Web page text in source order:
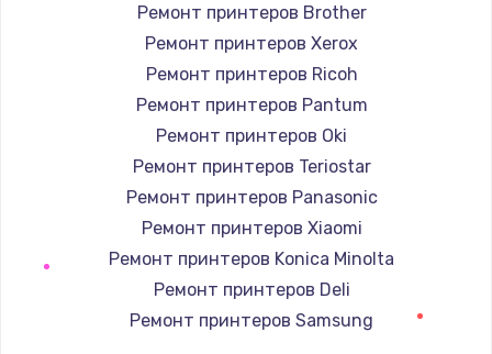
Заказать
Устранение ошибок
2000 руб.
Заказать
Замена вентилятора
970 руб.
Заказать
Замена таймера
Ремонт принтеров Brother
Ремонт принтеров Xerox
Ремонт принтеров Ricoh
Ремонт принтеров Pantum
Ремонт принтеров Oki
Ремонт принтеров Teriostar
Ремонт принтеров Panasonic
Ремонт принтеров Xiaomi
Ремонт принтеров Konica Minolta
Ремонт принтеров Deli
Ремонт принтеров Samsung